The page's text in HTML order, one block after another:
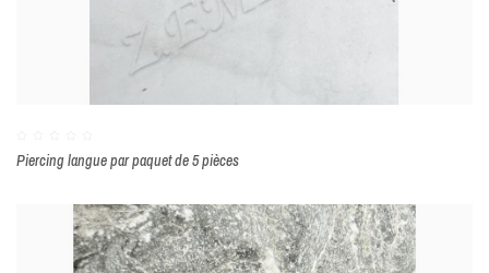
Piercing langue par paquet de 5 pièces